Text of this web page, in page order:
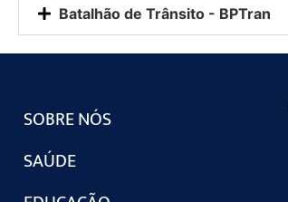
Batalhão de Trânsito - BPTran
SOBRE NÓS
SAÚDE